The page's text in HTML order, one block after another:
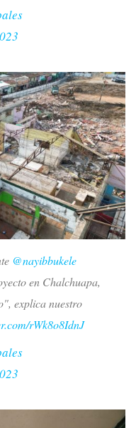
@nayibbukele
en Chalchuapa,
explica nuestro
rWk8o8IdnJ